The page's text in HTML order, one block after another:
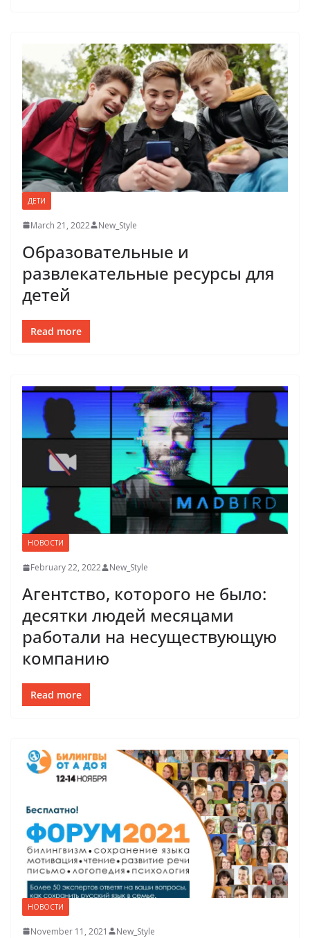
ДЕТИ
March 21, 2022 New_Style
Образовательные и
развлекательные ресурсы для
детей
Read more
НОВОСТИ
February 22, 2022 New_Style
Агентство, которого не было:
десятки людей месяцами
работали на несуществующую
компанию
Read more
НОВОСТИ
November 11, 2021 New_Style